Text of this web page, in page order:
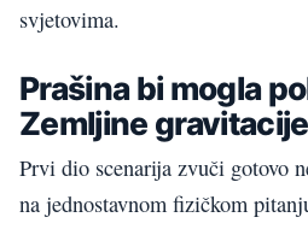
svjetovima.
Prašina bi mogla
Zemljine gravitacije
Prvi dio scenarija zvuči gotovo
na jednostavnom fizičkom